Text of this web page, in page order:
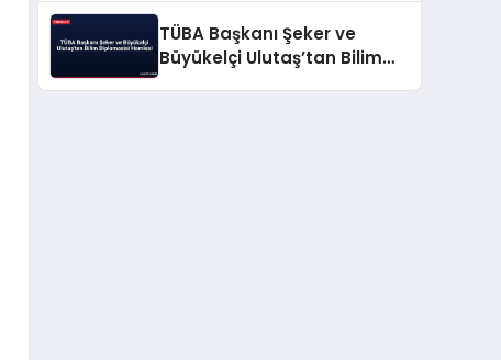
TÜBA Başkanı Şeker ve
Büyükelçi Ulutaş’tan Bilim